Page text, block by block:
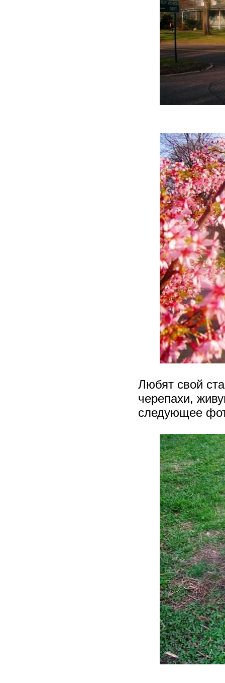
Любят свой
черепахи,
следующее